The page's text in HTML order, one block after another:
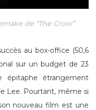
de “The Crow”
au box-office (50,6
sur un budget de 23
épitaphe étrangement
Lee. Pourtant, même si
nouveau film est une